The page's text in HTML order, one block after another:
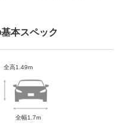
本スペック
全高1.49m
全幅1.7m